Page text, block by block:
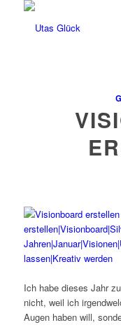
Ich habe dieses Jahr
nicht, weil ich
Augen haben will,